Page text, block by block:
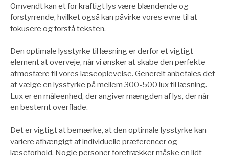
Omvendt kan et for kraftigt lys være blændende og
forstyrrende, hvilket også kan påvirke vores evne til at
fokusere og forstå teksten.
Den optimale lysstyrke til læsning er derfor et vigtigt
element at overveje, når vi ønsker at skabe den perfekte
atmosfære til vores læseoplevelse. Generelt anbefales det
at vælge en lysstyrke på mellem 300-500 lux til læsning.
Lux er en måleenhed, der angiver mængden af lys, der når
en bestemt overflade.
Det er vigtigt at bemærke, at den optimale lysstyrke kan
variere afhængigt af individuelle præferencer og
læseforhold. Nogle personer foretrækker måske en lidt